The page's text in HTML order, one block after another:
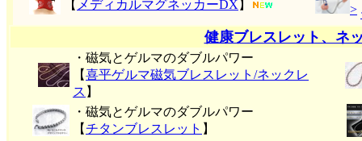
【 メディカルマグネッカーDX 】 >
健康ブレスレット、ネ
・磁気とゲルマのダブルパワー
【喜平ゲルマ磁気ブレスレット/ネックレ
ス 】
・磁気とゲルマのダブルパワー
【チタンブレスレット 】